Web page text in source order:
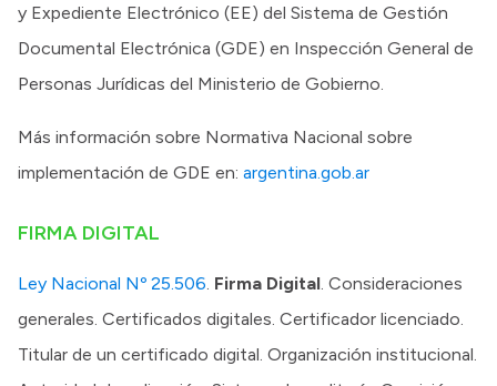
y Expediente Electrónico (EE) del Sistema de Gestión
Documental Electrónica (GDE) en Inspección General de
Personas Jurídicas del Ministerio de Gobierno.
Más información sobre Normativa Nacional sobre
implementación de GDE en: argentina.gob.ar
FIRMA DIGITAL
Ley Nacional Nº 25.506. Firma Digital. Consideraciones
generales. Certificados digitales. Certificador licenciado.
Titular de un certificado digital. Organización institucional.